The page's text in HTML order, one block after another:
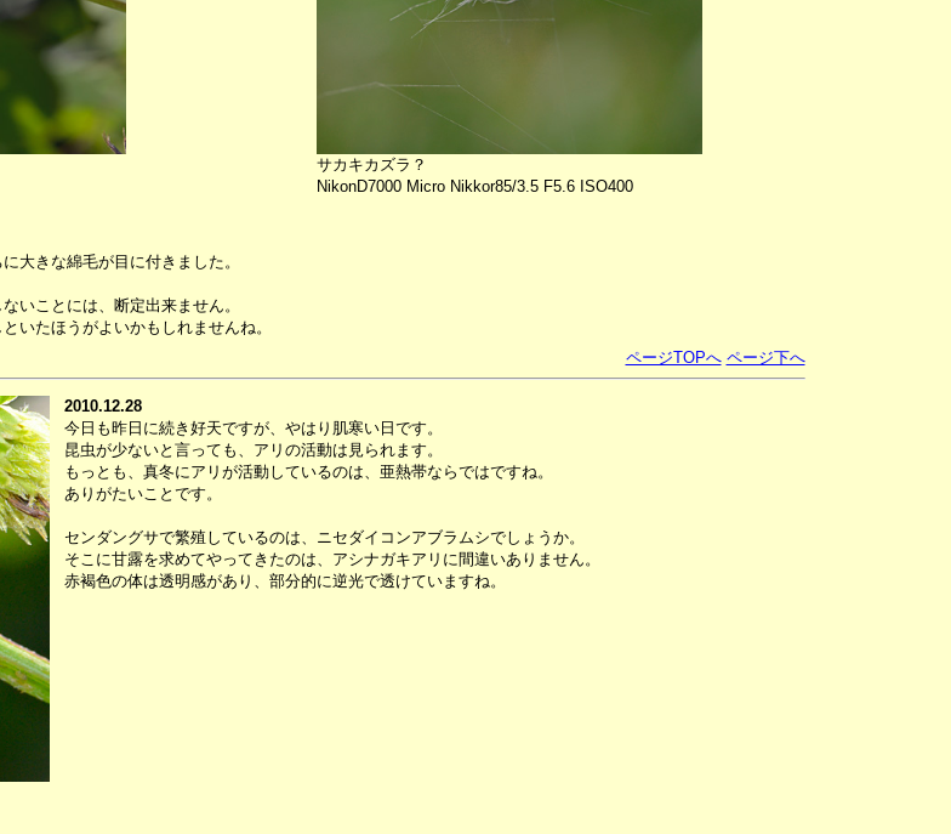
サカキカズラ？
NikonD7000 Micro Nikkor85/3.5 F5.6 ISO400
大きな綿毛が目に付きました。
いことには、断定出来ません。
いたほうがよいかもしれませんね。
ページTOPへ ページ下へ
2010.12.28
今日も昨日に続き好天ですが、やはり肌寒い日です。
昆虫が少ないと言っても、アリの活動は見られます。
もっとも、真冬にアリが活動しているのは、亜熱帯ならではですね。
ありがたいことです。
センダングサで繁殖しているのは、ニセダイコンアブラムシでしょうか。
そこに甘露を求めてやってきたのは、アシナガキアリに間違いありません。
赤褐色の体は透明感があり、部分的に逆光で透けていますね。